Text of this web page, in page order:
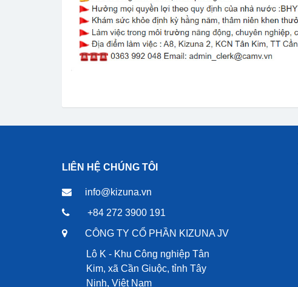
LIÊN HỆ CHÚNG TÔI
info@kizuna.vn
+84 272 3900 191
CÔNG TY CỔ PHẦN KIZUNA JV
Lô K - Khu Công nghiệp Tân
Kim, xã Cần Giuộc, tỉnh Tây
Ninh, Việt Nam